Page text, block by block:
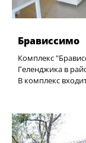
Брависсимо
Комплекс
Геленджика в
В комплекс